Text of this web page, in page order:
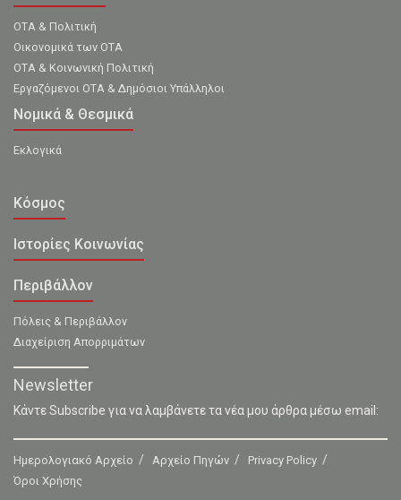
ΟΤΑ & Πολιτική
Οικονομικά των ΟΤΑ
ΟΤΑ & Κοινωνική Πολιτική
Εργαζόμενοι ΟΤΑ & Δημόσιοι Υπάλληλοι
Νομικά & Θεσμικά
Εκλογικά
Κόσμος
Ιστορίες Κοινωνίας
Περιβάλλον
Πόλεις & Περιβάλλον
Διαχείριση Απορριμάτων
Newsletter
Κάντε Subscribe για να λαμβάνετε τα νέα μου άρθρα μέσω email:
Ημερολογιακό Αρχείο Αρχείο Πηγών
Privacy Policy
Όροι Χρήσης